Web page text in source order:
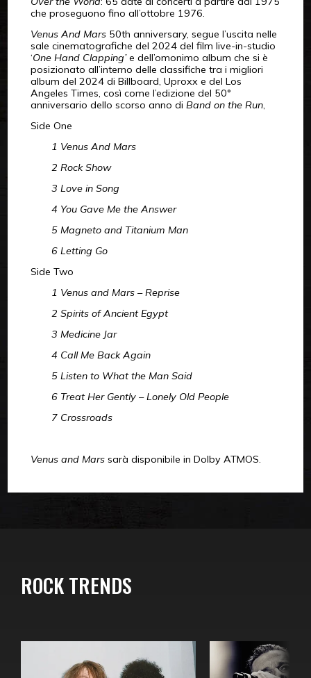
che proseguono fino all’ottobre 1976.
Venus And Mars50th anniversary, segue l’uscita nelle
sale cinematografiche del 2024 del film live-in-studio
‘One Hand Clapping’e dell’omonimo album che si è
posizionato all’interno delle classifiche tra i migliori
album del 2024 di Billboard, Uproxx e del Los
Angeles Times, così come l’edizione del 50°
anniversario dello scorso anno di Band on the Run,
Side One
1 Venus And Mars
2 Rock Show
3 Love in Song
4 You Gave Me the Answer
5 Magneto and Titanium Man
6 Letting Go
Side Two
1 Venus and Mars – Reprise
2 Spirits of Ancient Egypt
3 Medicine Jar
4 Call Me Back Again
5 Listen to What the Man Said
6 Treat Her Gently – Lonely Old People
7 Crossroads
Venus and Mars sarà disponibile in Dolby ATMOS.
ROCK TRENDS